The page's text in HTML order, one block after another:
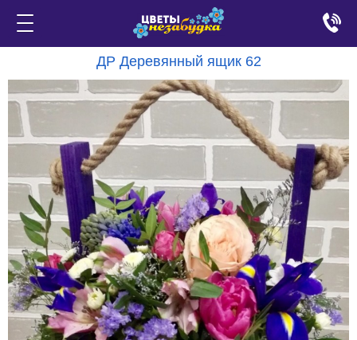
ДР Деревянный ящик 62